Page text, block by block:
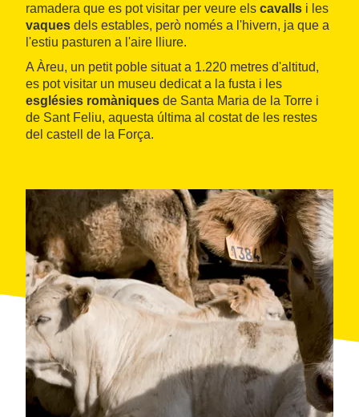
ramadera que es pot visitar per veure els cavalls i les
vaques dels estables, però només a l'hivern, ja que a
l'estiu pasturen a l'aire lliure.
A Àreu, un petit poble situat a 1.220 metres d'altitud,
es pot visitar un museu dedicat a la fusta i les
esglésies romàniques de Santa Maria de la Torre i
de Sant Feliu, aquesta última al costat de les restes
del castell de la Força.